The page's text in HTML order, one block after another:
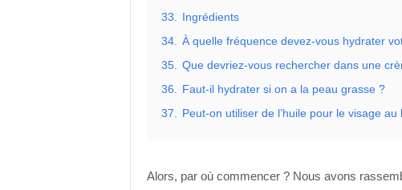
33.
Ingrédients
34. À quelle fréquence devez-vous hydrater
35. Que devriez-vous rechercher dans une
36. Faut-il hydrater si on a la peau grasse ?
37. Peut-on utiliser de l’huile pour le visage
Alors, par où commencer ? Nous avons